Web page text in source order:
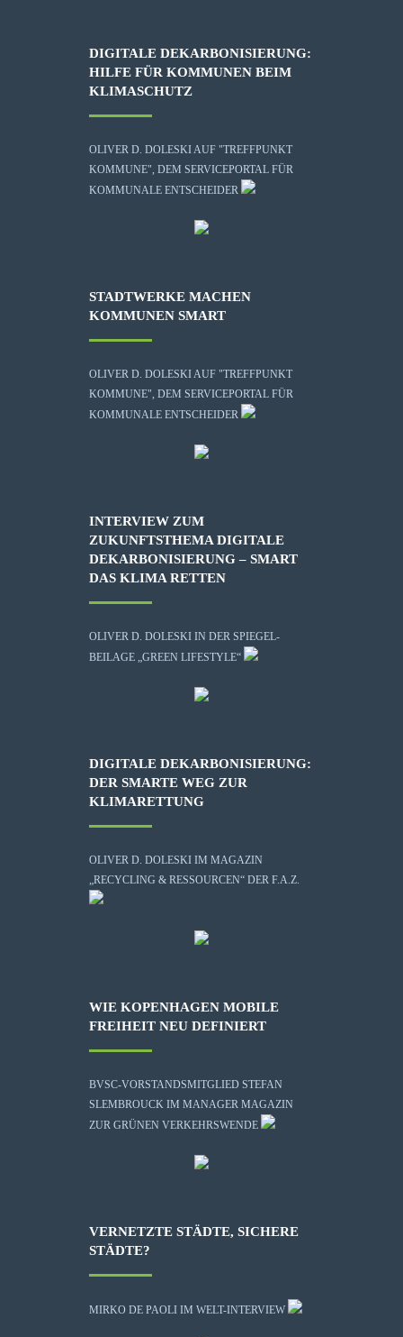
DIGITALE DEKARBONISIERUNG:
HILFE FÜR KOMMUNEN BEIM
KLIMASCHUTZ
OLIVER D. DOLESKI AUF "TREFFPUNKT
KOMMUNE", DEM SERVICEPORTAL FÜR
KOMMUNALE ENTSCHEIDER
STADTWERKE MACHEN
KOMMUNEN SMART
OLIVER D. DOLESKI AUF "TREFFPUNKT
KOMMUNE", DEM SERVICEPORTAL FÜR
KOMMUNALE ENTSCHEIDER
INTERVIEW ZUM
ZUKUNFTSTHEMA DIGITALE
DEKARBONISIERUNG – SMART
DAS KLIMA RETTEN
OLIVER D. DOLESKI IN DER SPIEGEL-
BEILAGE „GREEN LIFESTYLE“
DIGITALE DEKARBONISIERUNG:
DER SMARTE WEG ZUR
KLIMARETTUNG
OLIVER D. DOLESKI IM MAGAZIN
„RECYCLING & RESSOURCEN“ DER F.A.Z.
WIE KOPENHAGEN MOBILE
FREIHEIT NEU DEFINIERT
BVSC-VORSTANDSMITGLIED STEFAN
SLEMBROUCK IM MANAGER MAGAZIN
ZUR GRÜNEN VERKEHRSWENDE
VERNETZTE STÄDTE, SICHERE
STÄDTE?
MIRKO DE PAOLI IM WELT-INTERVIEW